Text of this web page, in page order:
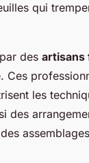
qui
des artisans
Ces
les
des